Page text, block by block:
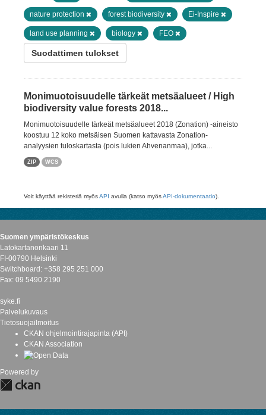
nature protection forest biodiversity Ei-Inspire
land use planning biology FEO
Suodattimen tulokset
Monimuotoisuudelle tärkeät metsäalueet / High
biodiversity value forests 2018...
Monimuotoisuudelle tärkeät metsäalueet 2018 (Zonation) -aineisto
koostuu 12 koko metsäisen Suomen kattavasta Zonation-
analyysien tuloskartasta (pois lukien Ahvenanmaa), jotka...
ZIP WCS
Voit käyttää rekisteriä myösAPI avulla (katso myösAPI-dokumentaatio).
Suomen ympäristökeskus
Latokartanonkaari 11
FI-00790 Helsinki
Switchboard: +358 295 251 000
Fax: 09 5490 2190
syke.fi
Palvelukuvaus
Tietosuojailmoitus
CKAN ohjelmointirajapinta (API)
CKAN Association
Powered by